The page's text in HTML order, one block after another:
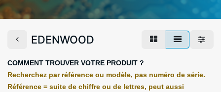
EDENWOOD
COMMENT TROUVER VOTRE PRODUIT ?
Recherchez par référence ou modèle, pas numéro de série.
Référence = suite de chiffre ou de lettres, peut aussi